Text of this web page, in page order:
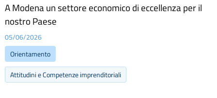
A Modena un settore economico di eccellenza per il
nostro Paese
05/06/2026
Orientamento
Attitudini e Competenze imprenditoriali